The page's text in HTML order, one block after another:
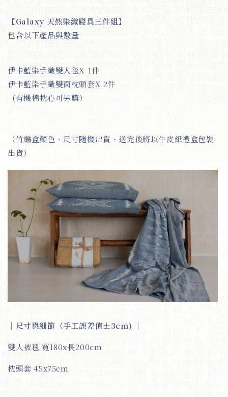
【Galaxy 天然染織寢具三件組】
包含以下產品與數量
伊卡藍染手織雙人毯X 1件
伊卡藍染手織雙面枕頭套X 2件
(有機棉枕心可另購）
（竹編盒顏色、尺寸隨機出貨、送完後將以牛皮紙禮盒包裝
出貨）
｜ 尺寸與細節（手工誤差值±3cm)
｜
雙人被毯 寬180x長200cm
枕頭套 45x75cm